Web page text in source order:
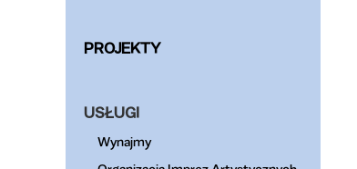
PROJEKTY
USŁUGI
Wynajmy